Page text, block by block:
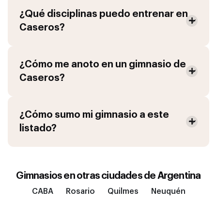
¿Qué disciplinas puedo entrenar en
Caseros?
¿Cómo me anoto en un gimnasio de
Caseros?
¿Cómo sumo mi gimnasio a este
listado?
Gimnasios en otras ciudades de Argentina
CABA Rosario Quilmes Neuquén